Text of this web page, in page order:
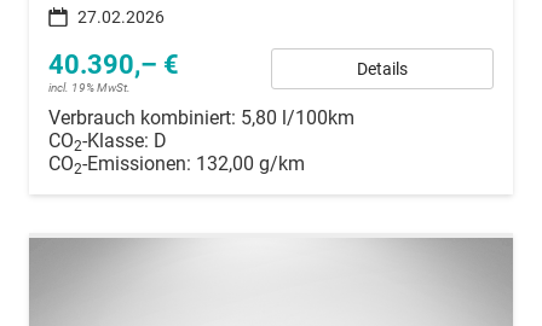
27.02.2026
40.390,– €
incl. 19% MwSt.
Details
Verbrauch kombiniert: 5,80 l/100km
CO2-Klasse: D
CO2-Emissionen: 132,00 g/km